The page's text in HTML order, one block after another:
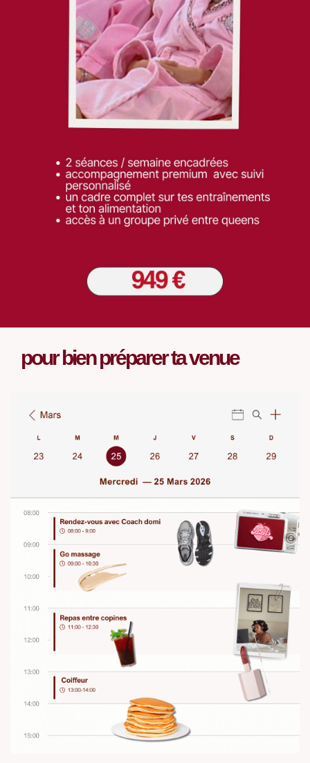
pour bien préparer ta venue